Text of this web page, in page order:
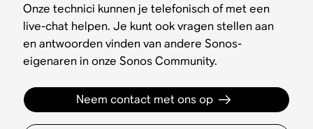
Onze technici kunnen je telefonisch of met een
live-chat helpen. Je kunt ook vragen stellen aan
en antwoorden vinden van andere Sonos-
eigenaren in onze Sonos Community.
Neem contact met ons op